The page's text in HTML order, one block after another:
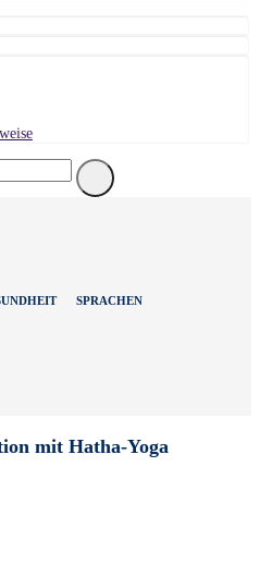
SPRACHEN
mit Hatha-Yoga